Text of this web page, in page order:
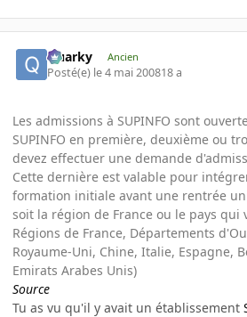
Quarky Ancien
Posté(e) le 4 mai 200818 a
Les admissions à SUPINFO sont
SUPINFO en première, deuxième ou
devez effectuer une demande
Cette dernière est valable pour
formation initiale avant une rentrée
soit la région de France ou le pays qui
Régions de France, Départements
Royaume-Uni, Chine, Italie, Espagne,
Emirats Arabes Unis)
Source
Tu as vu qu'il y avait un établissement